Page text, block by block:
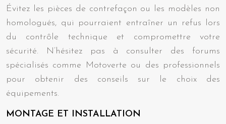
Évitez les pièces de contrefaçon ou les modèles non
homologués, qui pourraient entraîner un refus lors
du contrôle technique et compromettre votre
sécurité. N’hésitez pas à consulter des forums
spécialisés comme Motoverte ou des professionnels
pour obtenir des conseils sur le choix des
équipements.
MONTAGE ET INSTALLATION